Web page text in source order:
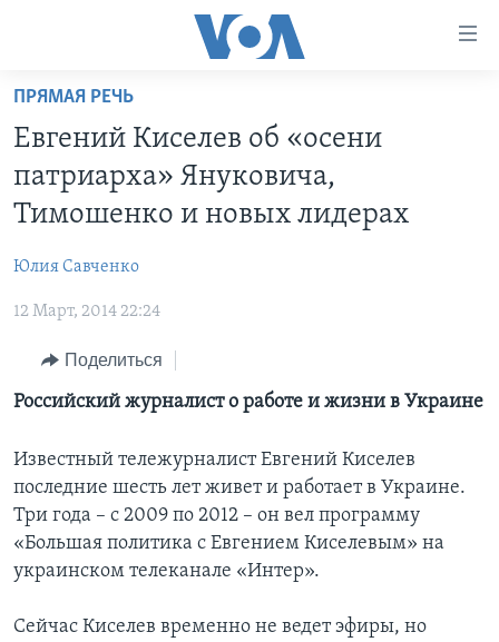
Перейти
основной
контент
Перейти
основной
Перейти
поиск
ПОЧЕМУ ЭТО ВАЖНО?
ДИСКУССИЯ VOA
ДЕТАЛИ
АМЕРИКА. БОЛЬШОЕ ПУТЕШЕСТВИЕ
ПРОЕКТЫ
А КАК В АМЕРИКЕ?
АРТЕФАКТЫ
АМЕРИКАНСКИЕ ГОРОДКИ
ИНТЕРВЬЮ
ФАКТЫ ПРОТИВ ФЕЙКОВ
ЗА СВОБОДУ ПРЕССЫ
УЧИМ АНГЛИЙСКИЙ
ПОДПИСКА НА НОВОСТИ
Learning English
ПРЯМАЯ РЕЧЬ
Евгений Киселев об «осени
патриарха» Януковича,
Тимошенко и новых лидерах
Юлия Савченко
12 Март, 2014 22:24
Поделиться
Российский журналист о работе и жизни в Украине
Известный тележурналист Евгений Киселев
последние шесть лет живет и работает в Украине.
Три года – с 2009 по 2012 – он вел программу
«Большая политика с Евгением Киселевым» на
украинском телеканале «Интер».
Сейчас Киселев временно не ведет эфиры, но